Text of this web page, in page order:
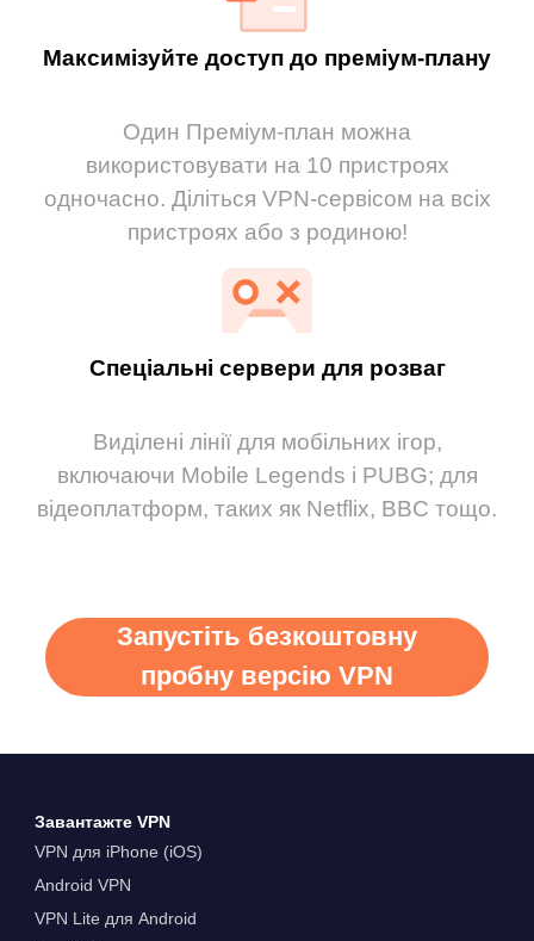
Максимізуйте доступ до преміум-плану
Один Преміум-план можна
використовувати на 10 пристроях
одночасно. Діліться VPN-сервісом на всіх
пристроях або з родиною!
Спеціальні сервери для розваг
Виділені лінії для мобільних ігор,
включаючи Mobile Legends і PUBG; для
відеоплатформ, таких як Netflix, BBC тощо.
Запустіть безкоштовну
пробну версію VPN
Завантажте VPN
VPN для iPhone (iOS)
Android VPN
VPN Lite для Android